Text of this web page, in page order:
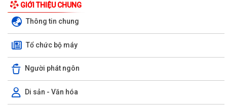
GIỚI THIỆU CHUNG
Thông tin chung
Tổ chức bộ máy
Người phát ngôn
Di sản - Văn hóa